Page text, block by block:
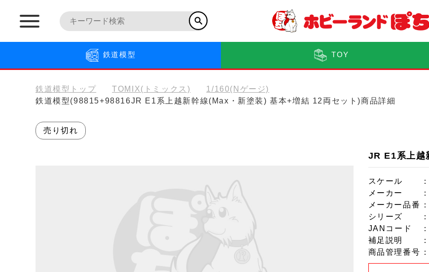
鉄道模型 TOY
鉄道模型トップ TOMIX(トミックス)
1/160(Nゲージ)
鉄道模型(98815+98816JR E1系上越新幹線(Max・新塗装) 基本+増結 12両セット)商品詳細
売り切れ
JR E1系上越
スケール
メーカー
メーカー品番
シリーズ
：
JANコード
：
補足説明
：
商品管理番号 ：